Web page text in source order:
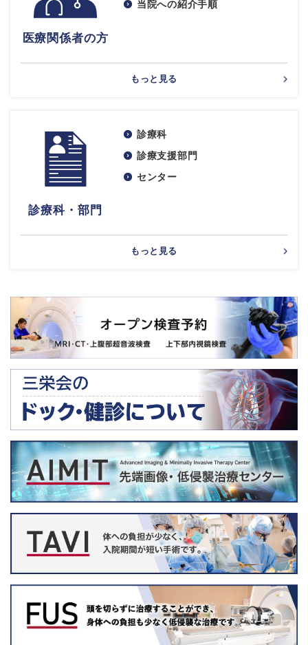
医療関係者の方
当院への紹介手順
もっと見る
診療科・部門
診療科
診療支援部門
センター
もっと見る